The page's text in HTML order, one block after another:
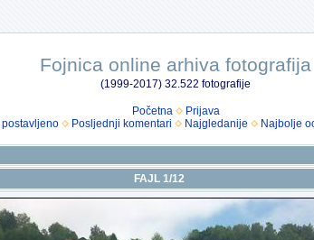
Fojnica online arhiva fotografija
(1999-2017) 32.522 fotografije
Početna
Prijava
Posljednji komentari Najgledanije Najbolje
FAJL 1/12